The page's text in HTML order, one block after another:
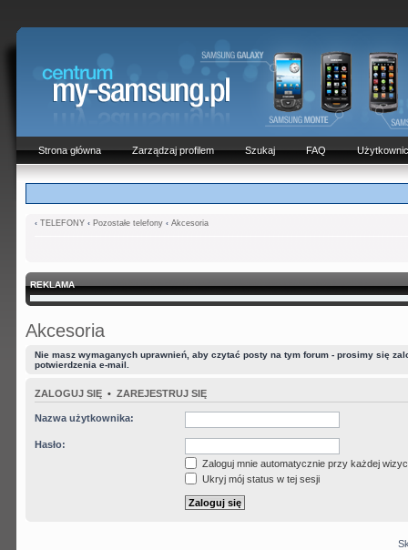
Strona główna Zarządzaj profilem Szukaj FAQ
‹ TELEFONY ‹ Pozostałe telefony ‹ Akcesoria
REKLAMA
Akcesoria
Nie masz wymaganych uprawnień, aby czytać posty na tym forum - prosimy się
potwierdzenia e-mail.
ZALOGUJ SIĘ • ZAREJESTRUJ SIĘ
Nazwa użytkownika:
Hasło:
Zaloguj mnie automatycznie przy każdej
Ukryj mój status w tej sesji